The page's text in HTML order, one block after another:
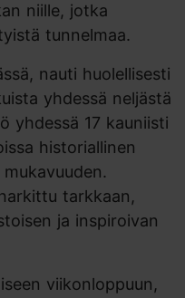
niille, jotka
tunnelmaa.
nauti huolellisesti
yhdessä neljästä
yhdessä 17 kauniisti
historiallinen
tarkkaan,
ja inspiroivan
viikonloppuun,